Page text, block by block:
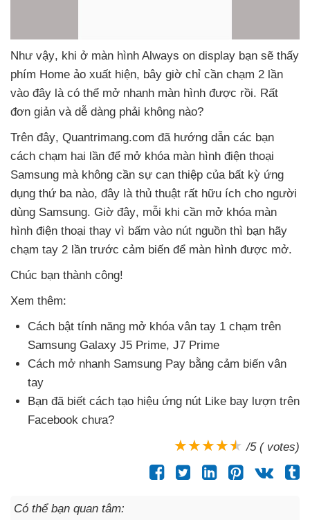
Như vậy, khi ở màn hình Always on display bạn sẽ thấy
phím Home ảo xuất hiện, bây giờ chỉ cần chạm 2 lần
vào đây là có thể mở nhanh màn hình được rồi. Rất
đơn giản và dễ dàng phải không nào?
Trên đây, Quantrimang.com đã hướng dẫn các bạn
cách chạm hai lần để mở khóa màn hình điện thoại
Samsung mà không cần sự can thiệp của bất kỳ ứng
dụng thứ ba nào, đây là thủ thuật rất hữu ích cho người
dùng Samsung. Giờ đây, mỗi khi cần mở khóa màn
hình điện thoại thay vì bấm vào nút nguồn thì bạn hãy
chạm tay 2 lần trước cảm biến để màn hình được mở.
Chúc bạn thành công!
Xem thêm:
Cách bật tính năng mở khóa vân tay 1 chạm trên
Samsung Galaxy J5 Prime, J7 Prime
Cách mở nhanh Samsung Pay bằng cảm biến vân
tay
Bạn đã biết cách tạo hiệu ứng nút Like bay lượn trên
Facebook chưa?
/5 ( votes)
Có thể bạn quan tâm: